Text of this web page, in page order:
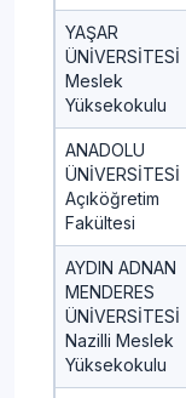
YAŞAR
ÜNİVERSİTESİ
Meslek
Yüksekokulu
ANADOLU
ÜNİVERSİTESİ
Açıköğretim
Fakültesi
AYDIN ADNAN
MENDERES
ÜNİVERSİTESİ
Nazilli Meslek
Yüksekokulu